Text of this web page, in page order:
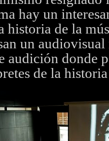
hay un
historia de la
un
audición donde
de la